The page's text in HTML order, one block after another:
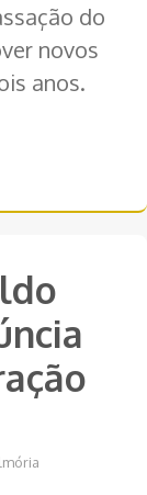
do
novos
anos.